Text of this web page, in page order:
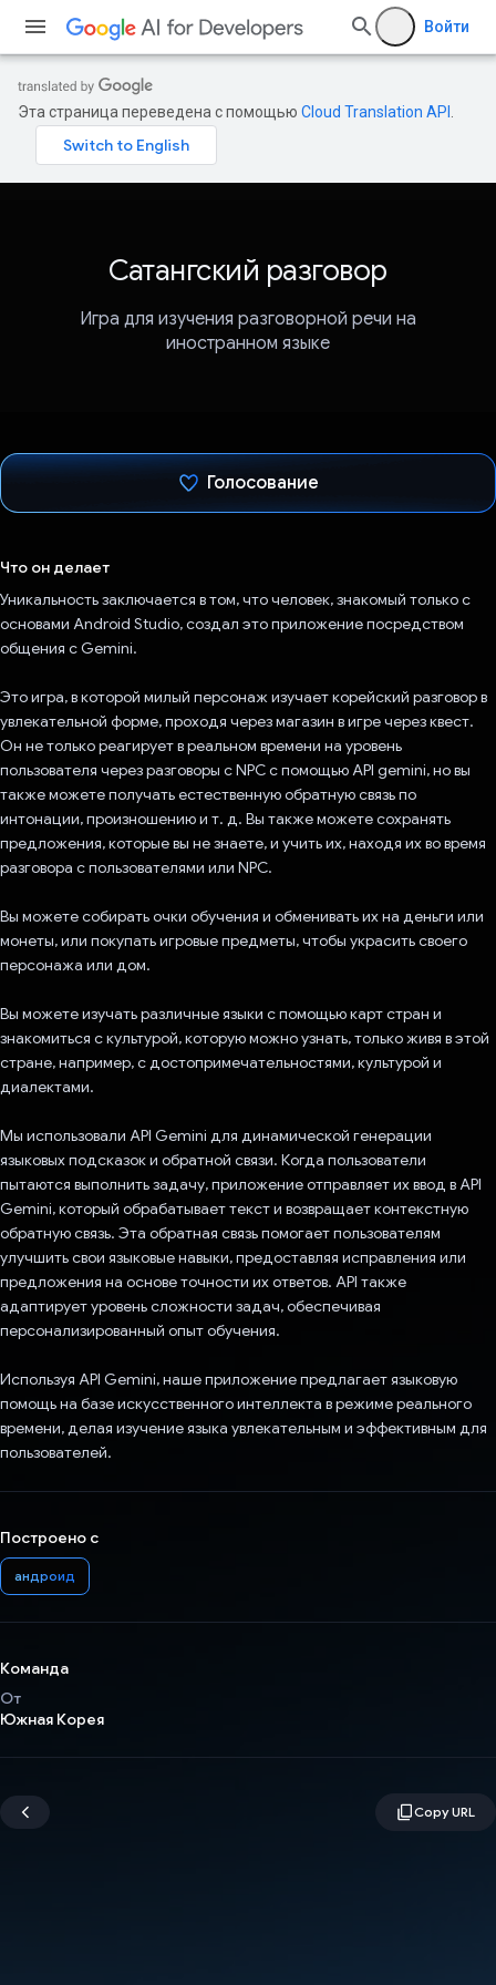
Войти
Эта страница переведена с помощью Cloud Translation API
Сатангский разговор
Игра для изучения разговорной речи на
иностранном языке
Голосование
Что он делает
Уникальность заключается в том, что человек, знакомый только с
основами Android Studio, создал это приложение посредством
общения с Gemini.
Это игра, в которой милый персонаж изучает корейский разговор в
увлекательной форме, проходя через магазин в игре через квест.
Он не только реагирует в реальном времени на уровень
пользователя через разговоры с NPC с помощью API gemini, но вы
также можете получать естественную обратную связь по
интонации, произношению и т. д. Вы также можете сохранять
предложения, которые вы не знаете, и учить их, находя их во время
разговора с пользователями или NPC.
Вы можете собирать очки обучения и обменивать их на деньги или
монеты, или покупать игровые предметы, чтобы украсить своего
персонажа или дом.
Вы можете изучать различные языки с помощью карт стран и
знакомиться с культурой, которую можно узнать, только живя в этой
стране, например, с достопримечательностями, культурой и
диалектами.
Мы использовали API Gemini для динамической генерации
языковых подсказок и обратной связи. Когда пользователи
пытаются выполнить задачу, приложение отправляет их ввод в API
Gemini, который обрабатывает текст и возвращает контекстную
обратную связь. Эта обратная связь помогает пользователям
улучшить свои языковые навыки, предоставляя исправления или
предложения на основе точности их ответов. API также
адаптирует уровень сложности задач, обеспечивая
персонализированный опыт обучения.
Используя API Gemini, наше приложение предлагает языковую
помощь на базе искусственного интеллекта в режиме реального
времени, делая изучение языка увлекательным и эффективным для
пользователей.
Построено с
андроид
Команда
От
Южная Корея